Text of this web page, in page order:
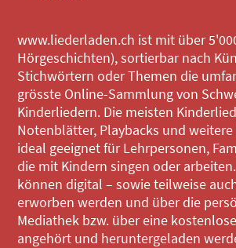
www.liederladen.ch ist mit über
Hörgeschichten), sortierbar nach
Stichwörtern oder Themen die
grösste Online-Sammlung von
Kinderliedern. Die meisten
Notenblätter, Playbacks und
ideal geeignet für Lehrpersonen,
die mit Kindern singen oder
können digital – sowie teilweise
erworben werden und über die
Mediathek bzw. über eine
angehört und heruntergeladen